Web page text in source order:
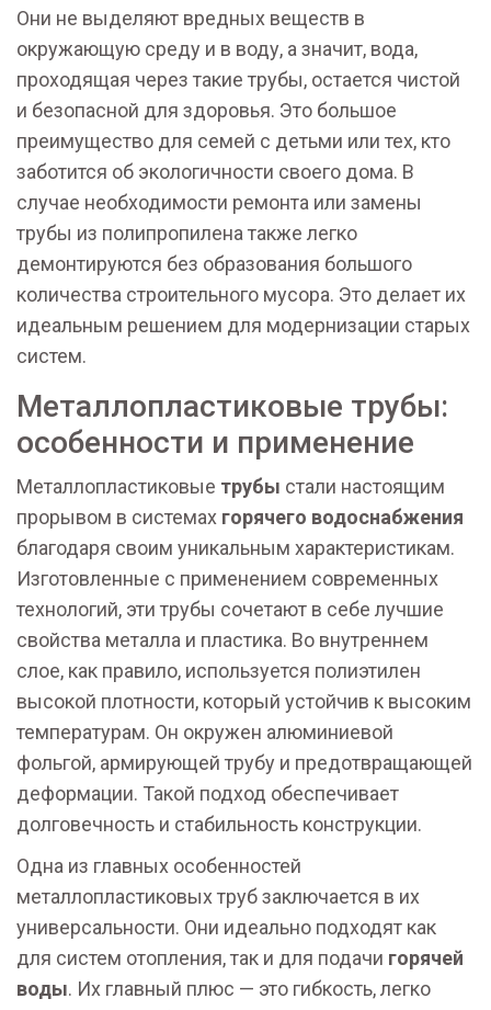
Они не выделяют вредных веществ в
окружающую среду и в воду, а значит, вода,
проходящая через такие трубы, остается чистой
и безопасной для здоровья. Это большое
преимущество для семей с детьми или тех, кто
заботится об экологичности своего дома. В
случае необходимости ремонта или замены
трубы из полипропилена также легко
демонтируются без образования большого
количества строительного мусора. Это делает их
идеальным решением для модернизации старых
систем.
Металлопластиковые трубы:
особенности и применение
Металлопластиковые трубы стали настоящим
прорывом в системах горячего водоснабжения
благодаря своим уникальным характеристикам.
Изготовленные с применением современных
технологий, эти трубы сочетают в себе лучшие
свойства металла и пластика. Во внутреннем
слое, как правило, используется полиэтилен
высокой плотности, который устойчив к высоким
температурам. Он окружен алюминиевой
фольгой, армирующей трубу и предотвращающей
деформации. Такой подход обеспечивает
долговечность и стабильность конструкции.
Одна из главных особенностей
металлопластиковых труб заключается в их
универсальности. Они идеально подходят как
для систем отопления, так и для подачи горячей
воды. Их главный плюс — это гибкость, легко